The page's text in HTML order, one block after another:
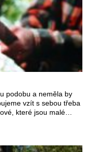
podobu a neměla by
vzít s sebou třeba
které jsou malé…